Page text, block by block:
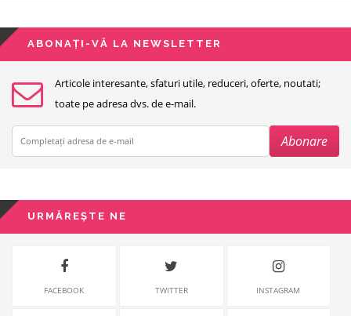
ABONAȚI-VĂ LA NEWSLETTER
Articole interesante, sfaturi utile, reduceri, oferte, noutati;
toate pe adresa dvs. de e-mail.
URMĂREȘTE NE
FACEBOOK TWITTER INSTAGRAM